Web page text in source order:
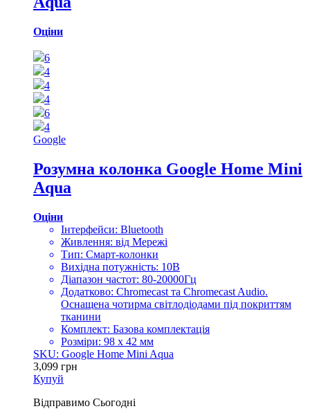
Оціни
6
4
4
4
6
4
Google
Розумна колонка Google Home Mini
Aqua
Оціни
Інтерфейси: Bluetooth
Живлення: від Мережі
Тип: Смарт-колонки
Вихідна потужність: 10В
Діапазон частот: 80-20000Гц
Додатково: Chromecast та Chromecast Audio.
Оснащена чотирма світлодіодами під покриттям
тканини
Комплект: Базова комплектація
Розміри: 98 х 42 мм
SKU: Google Home Mini Aqua
3,099 грн
Купуй
Відправимо Сьогодні